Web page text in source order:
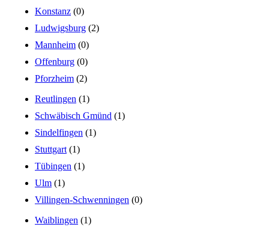
Konstanz (0)
Ludwigsburg (2)
Mannheim (0)
Offenburg (0)
Pforzheim (2)
Reutlingen (1)
Schwäbisch Gmünd (1)
Sindelfingen (1)
Stuttgart (1)
Tübingen (1)
Ulm (1)
Villingen-Schwenningen (0)
Waiblingen (1)